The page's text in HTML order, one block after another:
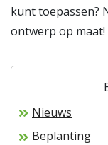
kunt toepassen?
ontwerp op maat!
Nieuws
Beplanting